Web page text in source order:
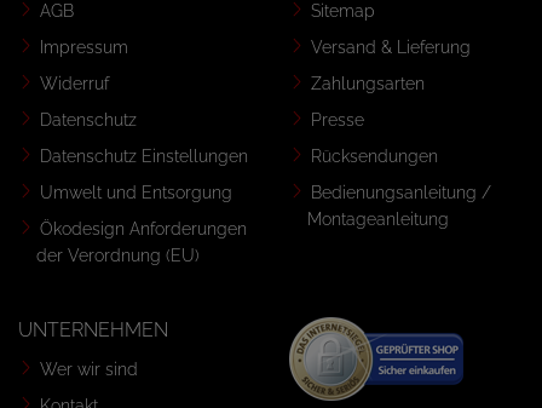
AGB
Impressum
Widerruf
Datenschutz
Datenschutz Einstellungen
Umwelt und Entsorgung
Ökodesign Anforderungen
der Verordnung (EU)
Sitemap
Versand & Lieferung
Zahlungsarten
Presse
Rücksendungen
Bedienungsanleitung /
Montageanleitung
UNTERNEHMEN
Wer wir sind